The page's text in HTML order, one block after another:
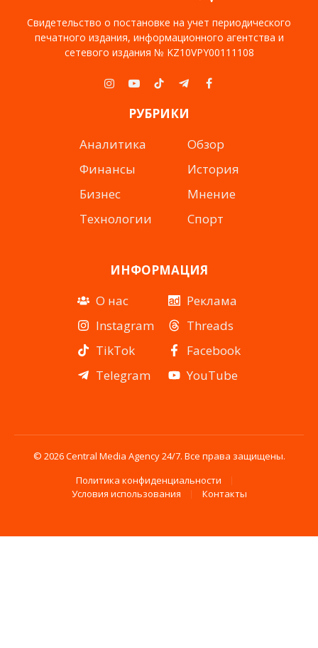
Свидетельство о постановке на учет периодического
печатного издания, информационного агентства и
сетевого издания № KZ10VPY00111108
Instagram
YouTubeTikTokTelegramFacebook
РУБРИКИ
Аналитика
Финансы
Бизнес
Технологии
Обзор
История
Мнение
Спорт
ИНФОРМАЦИЯ
О нас
Instagram
TikTok
Telegram
Реклама
Threads
Facebook
YouTube
© 2026 Central Media Agency 24/7. Все права защищены.
Политика конфиденциальности
Условия использования
Контакты